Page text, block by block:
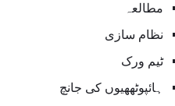
مطالعہ
نظام سازی
ٹیم ورک
ہائپوٹھھیوں کی جانچ